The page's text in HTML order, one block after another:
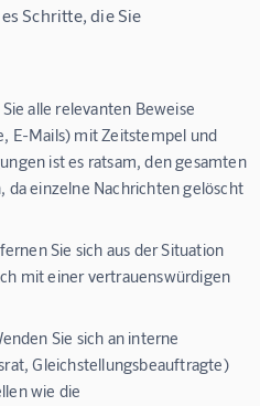
Schritte, die Sie
alle relevanten Beweise
E-Mails) mit Zeitstempel und
ist es ratsam, den gesamten
da einzelne Nachrichten gelöscht
Sie sich aus der Situation
mit einer vertrauenswürdigen
Sie sich an interne
Gleichstellungsbeauftragte)
wie die